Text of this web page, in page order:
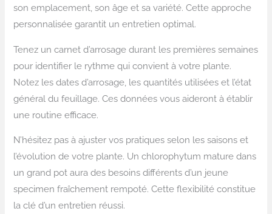
son emplacement, son âge et sa variété. Cette approche
personnalisée garantit un entretien optimal.
Tenez un carnet d’arrosage durant les premières semaines
pour identifier le rythme qui convient à votre plante.
Notez les dates d’arrosage, les quantités utilisées et l’état
général du feuillage. Ces données vous aideront à établir
une routine efficace.
N’hésitez pas à ajuster vos pratiques selon les saisons et
l’évolution de votre plante. Un chlorophytum mature dans
un grand pot aura des besoins différents d’un jeune
specimen fraîchement rempoté. Cette flexibilité constitue
la clé d’un entretien réussi.